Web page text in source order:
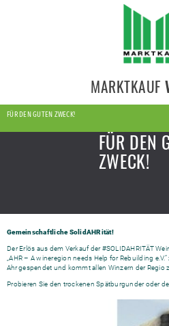
MARKTKAUF
FÜR DEN GUTEN ZWECK!
FÜR DEN
ZWECK!
Gemeinschaftliche SolidAHRität!
Der Erlös aus dem Verkauf der #SOLIDAHRITÄT
„AHR – A wineregion needs Help for Rebuilding
Ahr gespendet und kommt allen Winzern der Regio
Probieren Sie den trockenen Spätburgunder oder